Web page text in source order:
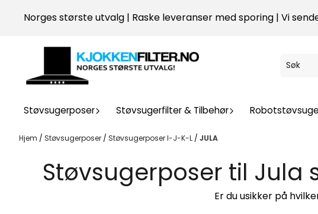
Hopp til innhold
Norges største utvalg | Raske leveranser med sporing | Vi
Støvsugerposer Støvsugerfilter & Tilbehør
Hjem / Støvsugerposer / Støvsugerposer I-J-K-L / JULA
Støvsugerposer til Jula
Er du usikker på